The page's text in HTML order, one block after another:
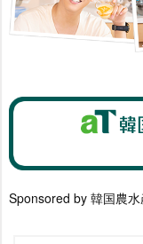
Sponsored by 韓国農